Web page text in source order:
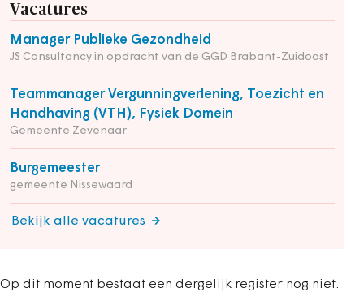
Vacatures
Manager Publieke Gezondheid
JS Consultancy in opdracht van de GGD Brabant-Zuidoost
Teammanager Vergunningverlening, Toezicht en
Handhaving (VTH), Fysiek Domein
Gemeente Zevenaar
Burgemeester
gemeente Nissewaard
Bekijk alle vacatures
Op dit moment bestaat een dergelijk register nog niet.